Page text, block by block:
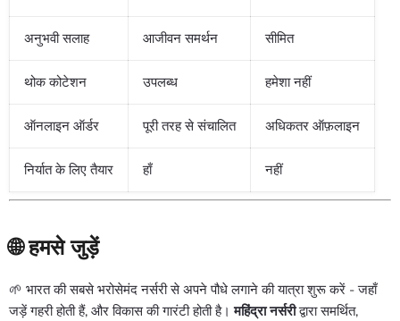
अनुभवी सलाह आजीवन समर्थन सीमित
थोक कोटेशन उपलब्ध हमेशा नहीं
ऑनलाइन ऑर्डर पूरी तरह से संचालित अधिकतर ऑफ़लाइन
निर्यात के लिए तैयार हाँ नहीं
🌐 हमसे जुड़ें
🌱 भारत की सबसे भरोसेमंद नर्सरी से अपने पौधे लगाने की यात्रा शुरू करें - जहाँ
जड़ें गहरी होती हैं, और विकास की गारंटी होती है।महिंद्रा नर्सरीद्वारा समर्थित,